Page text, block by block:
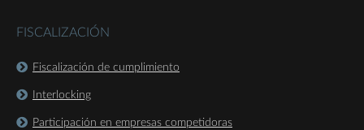
FISCALIZACIÓN
Fiscalización de cumplimiento
Interlocking
Participación en empresas competidoras